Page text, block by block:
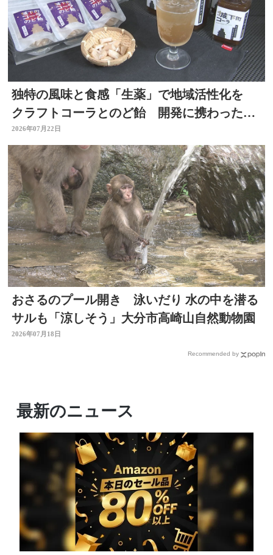
独特の風味と食感「生薬」で地域活性化を
クラフトコーラとのど飴 開発に携わった薬
剤師の思いは 大分
2026年07月22日
おさるのプール開き 泳いだり 水の中を潜る
サルも「涼しそう」大分市高崎山自然動物園
2026年07月18日
Recommended by
最新のニュース